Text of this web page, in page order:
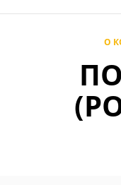
О